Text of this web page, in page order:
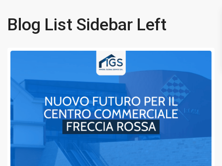
Blog List Sidebar Left